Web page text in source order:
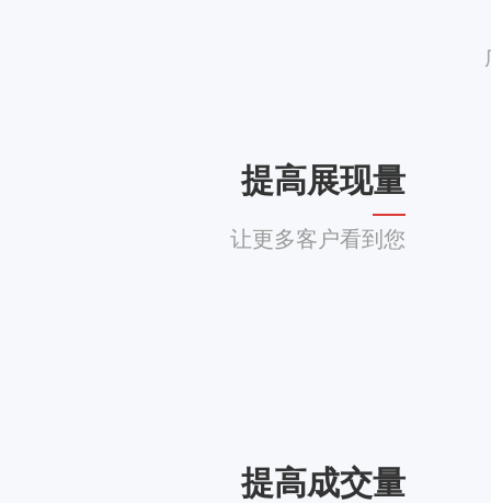
提高展现量
让更多客户看到您
提高成交量